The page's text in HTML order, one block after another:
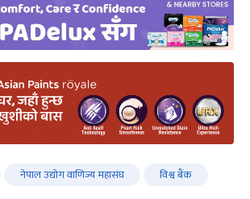
नेपाल उद्योग वाणिज्य महासंघ विश्व बैंक